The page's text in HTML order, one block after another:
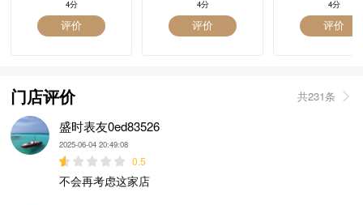
4分
评价
4分
评价
4分
评价
门店评价 共231条
盛时表友0ed83526
2025-06-04 20:49:08
0.5
不会再考虑这家店